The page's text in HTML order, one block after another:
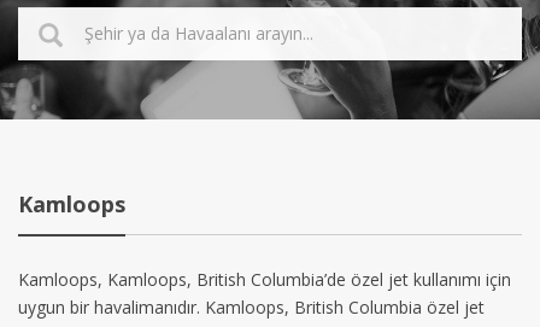
Kamloops
Kamloops, Kamloops, British Columbia’de özel jet kullanımı için
uygun bir havalimanıdır. Kamloops, British Columbia özel jet